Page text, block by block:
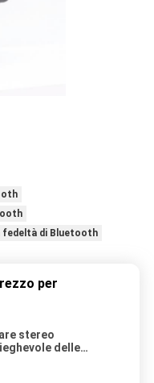
fedeltà di Bluetooth
per
stereo
delle